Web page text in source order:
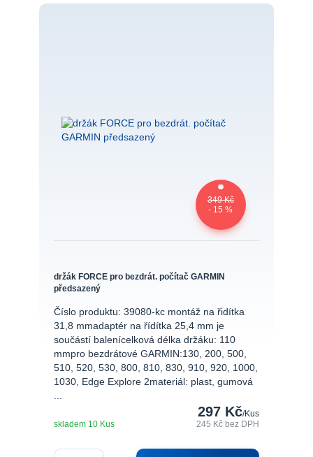
349 Kč
- 15 %
držák FORCE pro bezdrát. počítač GARMIN
předsazený
Číslo produktu: 39080-kc montáž na řidítka
31,8 mmadaptér na řídítka 25,4 mm je
součástí balenícelková délka držáku: 110
mmpro bezdrátové GARMIN:130, 200, 500,
510, 520, 530, 800, 810, 830, 910, 920, 1000,
1030, Edge Explore 2materiál: plast, gumová
297 Kč/Kus
245 Kčbez DPH
skladem 10 Kus